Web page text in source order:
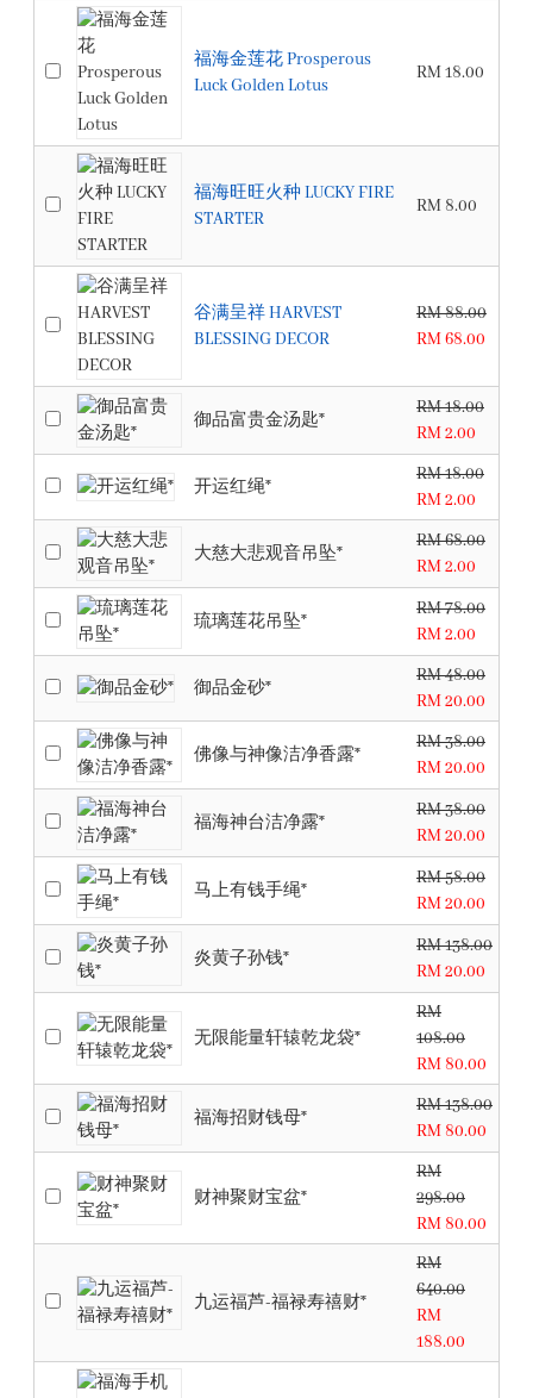
福海金莲花 Prosperous
Luck Golden Lotus
RM 18.00
福海旺旺火种 LUCKY FIRE
STARTER
RM 8.00
谷满呈祥 HARVEST
BLESSING DECOR
RM 88.00
RM 68.00
御品富贵金汤匙*
RM 18.00
RM 2.00
开运红绳*
RM 18.00
RM 2.00
大慈大悲观音吊坠*
RM 68.00
RM 2.00
琉璃莲花吊坠*
RM 78.00
RM 2.00
御品金砂*
RM 48.00
RM 20.00
佛像与神像洁净香露*
RM 38.00
RM 20.00
福海神台洁净露*
RM 38.00
RM 20.00
马上有钱手绳*
RM 58.00
RM 20.00
炎黄子孙钱*
RM 138.00
RM 20.00
无限能量轩辕乾龙袋*
RM
108.00
RM 80.00
福海招财钱母*
RM 138.00
RM 80.00
财神聚财宝盆*
RM
298.00
RM 80.00
九运福芦-福禄寿禧财*
RM
640.00
RM
188.00